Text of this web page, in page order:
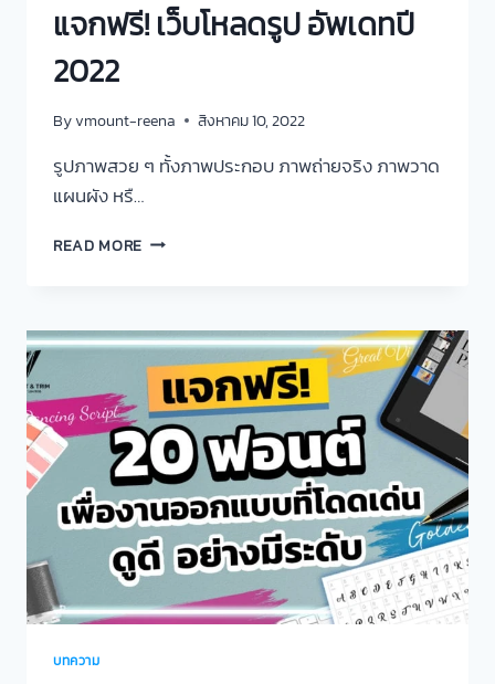
แจกฟรี! เว็บโหลดรูป อัพเดทปี
2022
Byvmount-reena สิงหาคม 10, 2022
รูปภาพสวย ๆ ทั้งภาพประกอบ ภาพถ่ายจริง ภาพวาด
แผนผัง หรื…
READ MORE
บทความ